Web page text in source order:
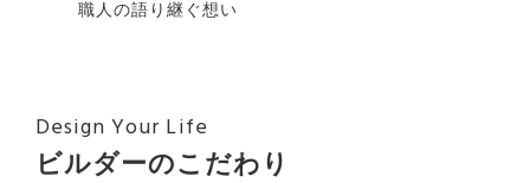
職人の語り継ぐ想い
Design Your Life
ビルダーのこだわり